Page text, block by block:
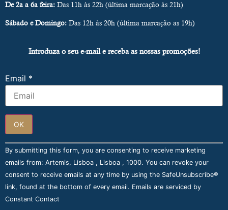
De 2a a 6a feira: Das 11h às 22h (última marcação às 21h)
Sábado e Domingo: Das 12h às 20h (última marcação as 19h)
Introduza o seu e-mail e receba as nossas promoções!
Email *
Constant
Contact
Use.
Please
leave
this field
blank.
By submitting this form, you are consenting to receive marketing
emails from: Artemis, Lisboa , Lisboa , 1000. You can revoke your
consent to receive emails at any time by using the SafeUnsubscribe®
link, found at the bottom of every email. Emails are serviced by
Constant Contact